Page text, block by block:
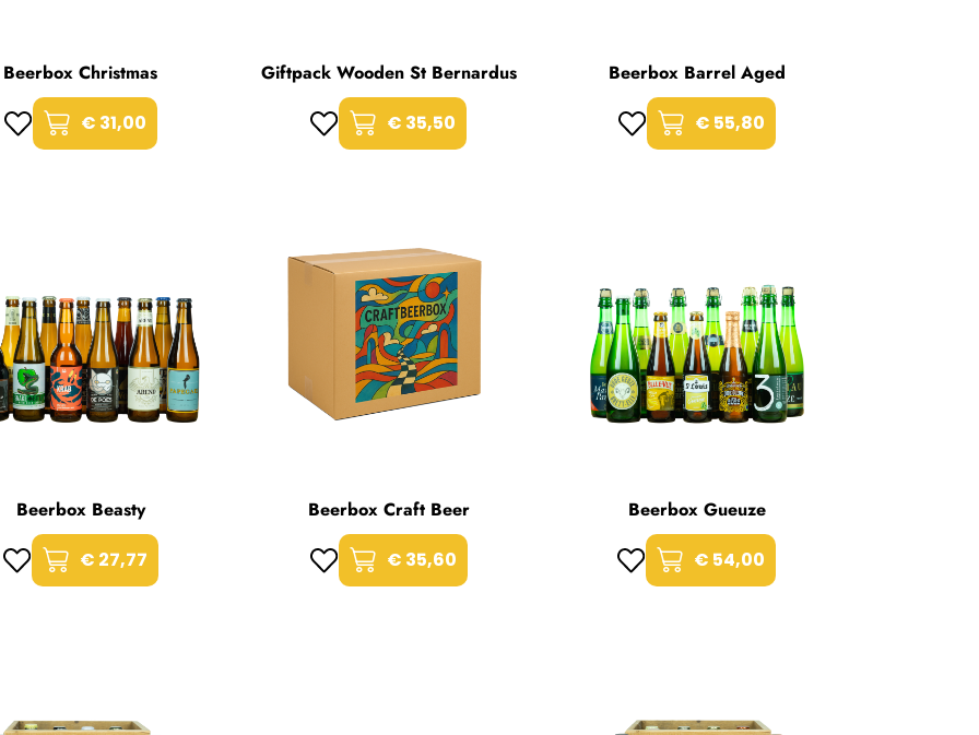
Beerbox Christmas
€ 31,00
Giftpack Wooden St Bernardus
€ 35,50
Beerbox Barrel Aged
€ 55,80
Beerbox Beasty
€ 27,77
Beerbox Craft Beer
€ 35,60
Beerbox Gueuze
€ 54,00